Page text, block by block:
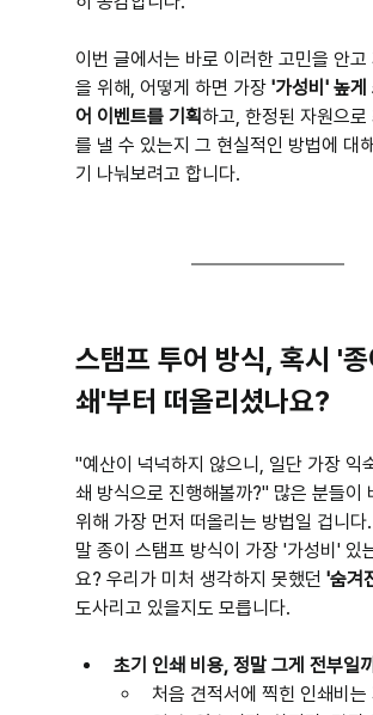
이번 글에서는 바로 이러한 고민을 안고
을 위해, 어떻게 하면 가장 '가성비' 높게
어 이벤트를 기획하고, 한정된 자원으로
를 낼 수 있는지 그 현실적인 방법에 대
기 나눠보려고 합니다.
스탬프 투어 방식, 혹시 '
쇄'부터 떠올리셨나요?
"예산이 넉넉하지 않으니, 일단 가장 익
쇄 방식으로 진행해볼까?" 많은 분들이
위해 가장 먼저 떠올리는 방법일 겁니다
말 종이 스탬프 방식이 가장 '가성비' 있
요? 우리가 미처 생각하지 못했던 '숨겨
도사리고 있을지도 모릅니다.
초기 인쇄 비용, 정말 그게 전부일
처음 견적서에 찍힌 인쇄비는